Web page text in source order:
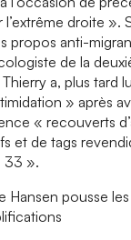
l’extrême droite ».
propos anti-
de la
a, plus tard
» après
« recouverts
et de tags
33 ».
Hansen pousse